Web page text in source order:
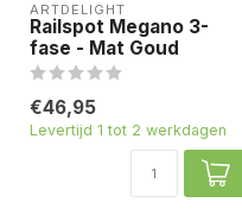
ARTDELIGHT
Railspot Megano 3-
fase - Mat Goud
€46,95
Levertijd 1 tot 2 werkdagen